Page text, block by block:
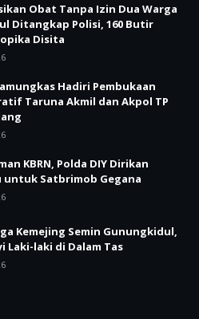
Obat Tanpa Izin Dua Warga
Ditangkap Polisi, 160 Butir
Disita
Hadiri Pembukaan
Taruna Akmil dan Akpol TP
KBRN, Polda DIY Dirikan
untuk Satbrimob Gegana
Kemejing Semin Gunungkidul,
Laki-laki di Dalam Tas